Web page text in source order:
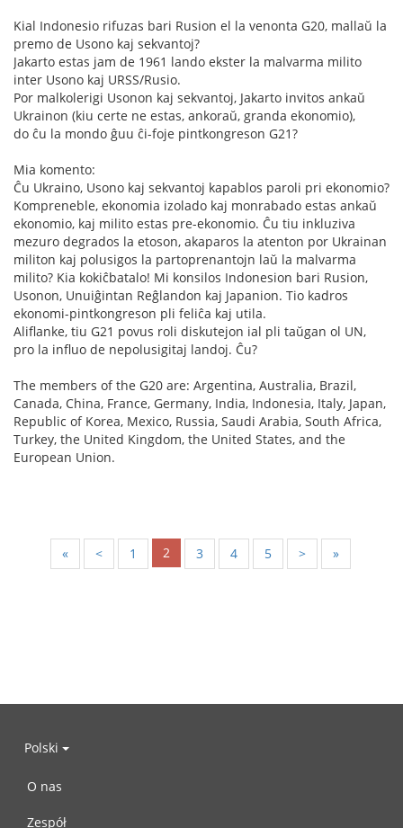
Kial Indonesio rifuzas bari Rusion el la venonta G20, mallaŭ la
premo de Usono kaj sekvantoj?
Jakarto estas jam de 1961 lando ekster la malvarma milito
inter Usono kaj URSS/Rusio.
Por malkolerigi Usonon kaj sekvantoj, Jakarto invitos ankaŭ
Ukrainon (kiu certe ne estas, ankoraŭ, granda ekonomio),
do ĉu la mondo ĝuu ĉi-foje pintkongreson G21?
Mia komento:
Ĉu Ukraino, Usono kaj sekvantoj kapablos paroli pri ekonomio?
Kompreneble, ekonomia izolado kaj monrabado estas ankaŭ
ekonomio, kaj milito estas pre-ekonomio. Ĉu tiu inkluziva
mezuro degrados la etoson, akaparos la atenton por Ukrainan
militon kaj polusigos la partoprenantojn laŭ la malvarma
milito? Kia kokiĉbatalo! Mi konsilos Indonesion bari Rusion,
Usonon, Unuiĝintan Reĝlandon kaj Japanion. Tio kadros
ekonomi-pintkongreson pli feliĉa kaj utila.
Aliflanke, tiu G21 povus roli diskutejon ial pli taŭgan ol UN,
pro la influo de nepolusigitaj landoj. Ĉu?
The members of the G20 are: Argentina, Australia, Brazil,
Canada, China, France, Germany, India, Indonesia, Italy, Japan,
Republic of Korea, Mexico, Russia, Saudi Arabia, South Africa,
Turkey, the United Kingdom, the United States, and the
European Union.
« < 1 2 3 4 5 > »
Polski
O nas
Zespół